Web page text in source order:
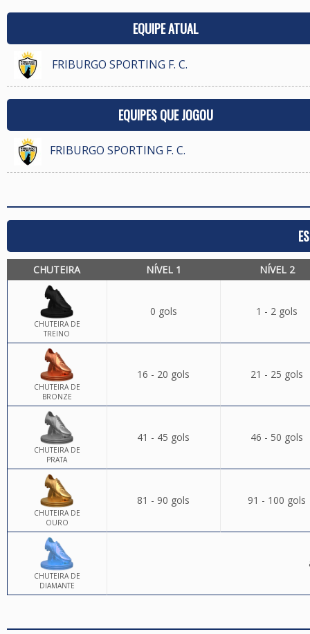
EQUIPE ATUAL
FRIBURGO SPORTING F. C.
EQUIPES QUE JOGOU
FRIBURGO SPORTING F. C.
CHUTEIRA NÍVEL 1 NÍVEL 2
CHUTEIRA DE
TREINO
0 gols 1 - 2 gols
CHUTEIRA DE
BRONZE
16 - 20 gols 21 - 25 gols
CHUTEIRA DE
PRATA
41 - 45 gols 46 - 50 gols
CHUTEIRA DE
OURO
81 - 90 gols 91 - 100 gols
CHUTEIRA DE
DIAMANTE